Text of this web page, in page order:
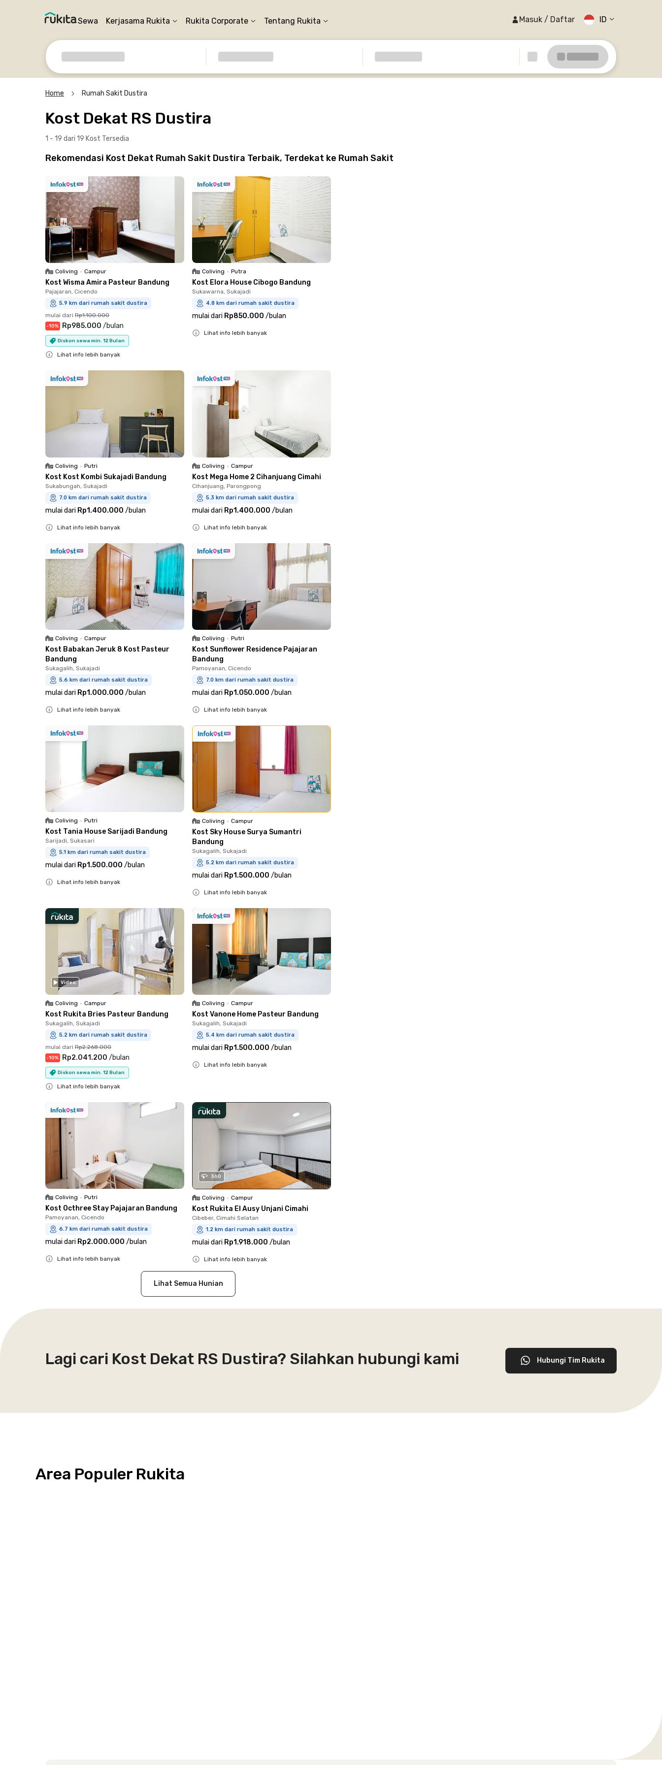
Sewa Kerjasama Rukita Rukita Corporate Tentang Rukita Masuk / Daftar ID
Home Rumah Sakit Dustira
Kost Dekat RS Dustira
1 - 19 dari 19 Kost Tersedia
Rekomendasi Kost Dekat Rumah Sakit Dustira Terbaik, Terdekat ke Rumah Sakit
Coliving • Campur
Kost Wisma Amira Pasteur Bandung
Pajajaran, Cicendo
5.9 km dari rumah sakit dustira
mulai dari Rp1.100.000
-10% Rp985.000 /bulan
Diskon sewa min. 12 Bulan
Lihat info lebih banyak
Coliving • Putra
Kost Elora House Cibogo Bandung
Sukawarna, Sukajadi
4.8 km dari rumah sakit dustira
mulai dari Rp850.000 /bulan
Lihat info lebih banyak
Coliving • Putri
Kost Kost Kombi Sukajadi Bandung
Sukabungah, Sukajadi
7.0 km dari rumah sakit dustira
mulai dari Rp1.400.000 /bulan
Lihat info lebih banyak
Coliving • Campur
Kost Mega Home 2 Cihanjuang Cimahi
Cihanjuang, Parongpong
5.3 km dari rumah sakit dustira
mulai dari Rp1.400.000 /bulan
Lihat info lebih banyak
Coliving • Campur
Kost Babakan Jeruk 8 Kost Pasteur
Bandung
Sukagalih, Sukajadi
5.6 km dari rumah sakit dustira
mulai dari Rp1.000.000 /bulan
Lihat info lebih banyak
Coliving • Putri
Kost Sunflower Residence Pajajaran
Bandung
Pamoyanan, Cicendo
7.0 km dari rumah sakit dustira
mulai dari Rp1.050.000 /bulan
Lihat info lebih banyak
Coliving • Putri
Kost Tania House Sarijadi Bandung
Sarijadi, Sukasari
5.1 km dari rumah sakit dustira
mulai dari Rp1.500.000 /bulan
Lihat info lebih banyak
Coliving • Campur
Kost Sky House Surya Sumantri
Bandung
Sukagalih, Sukajadi
5.2 km dari rumah sakit dustira
mulai dari Rp1.500.000 /bulan
Lihat info lebih banyak
Video
Coliving • Campur
Kost Rukita Bries Pasteur Bandung
Sukagalih, Sukajadi
5.2 km dari rumah sakit dustira
mulai dari Rp2.268.000
-10% Rp2.041.200 /bulan
Diskon sewa min. 12 Bulan
Lihat info lebih banyak
Coliving • Campur
Kost Vanone Home Pasteur Bandung
Sukagalih, Sukajadi
5.4 km dari rumah sakit dustira
mulai dari Rp1.500.000 /bulan
Lihat info lebih banyak
Coliving • Putri
Kost Octhree Stay Pajajaran Bandung
Pamoyanan, Cicendo
6.7 km dari rumah sakit dustira
mulai dari Rp2.000.000 /bulan
Lihat info lebih banyak
360
Coliving • Campur
Kost Rukita El Ausy Unjani Cimahi
Cibeber, Cimahi Selatan
1.2 km dari rumah sakit dustira
mulai dari Rp1.918.000 /bulan
Close
Lihat info lebih banyak
Lihat Semua Hunian
Lagi cari Kost Dekat RS Dustira? Silahkan hubungi kami Hubungi Tim Rukita
Area Populer Rukita